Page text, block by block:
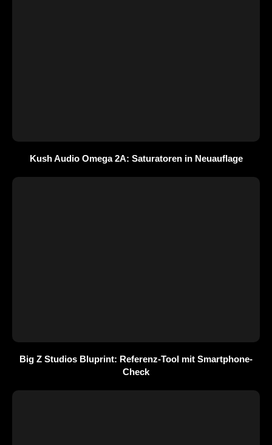
Kush Audio Omega 2A: Saturatoren in Neuauflage
Big Z Studios Bluprint: Referenz-Tool mit Smartphone-
Check